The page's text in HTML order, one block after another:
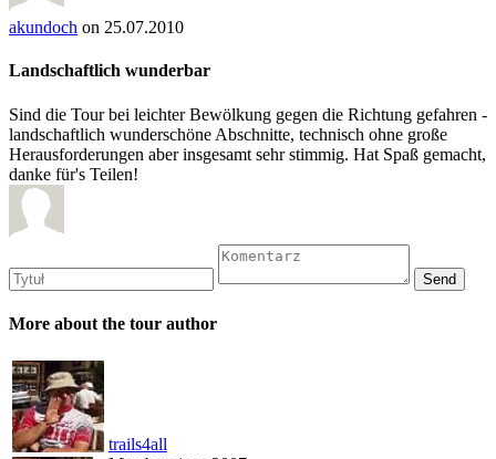
akundoch on 25.07.2010
Landschaftlich wunderbar
Sind die Tour bei leichter Bewölkung gegen die Richtung gefahren -
landschaftlich wunderschöne Abschnitte, technisch ohne große
Herausforderungen aber insgesamt sehr stimmig. Hat Spaß gemacht,
danke für's Teilen!
More about the tour author
trails4all